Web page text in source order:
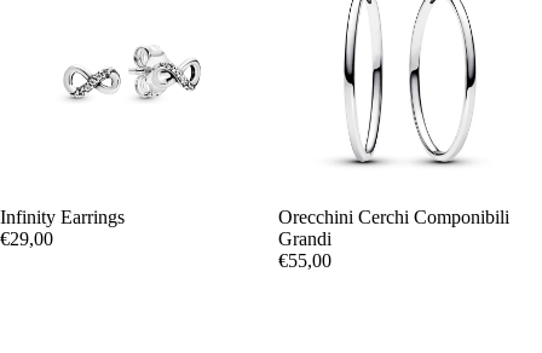
Infinity Earrings
€29,00
Orecchini Cerchi Componibili
Grandi
€55,00